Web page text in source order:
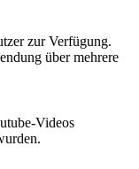
zur Verfügung.
über mehrere
Videos